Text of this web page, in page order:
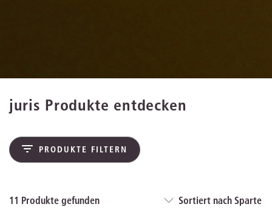
juris Produkte entdecken
11 Produkte gefunden Sortiert nach Sparte
PRODUKTE FILTERN